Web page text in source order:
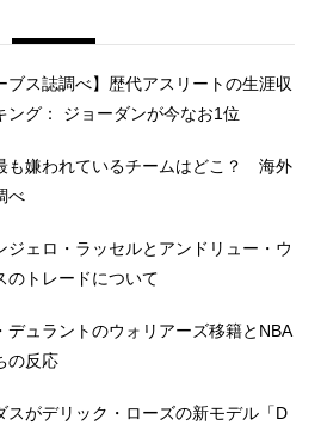
ブス誌調べ】歴代アスリートの生涯収
ング： ジョーダンが今なお1位
も嫌われているチームはどこ？ 海外
べ
ジェロ・ラッセルとアンドリュー・ウ
のトレードについて
デュラントのウォリアーズ移籍とNBA
の反応
スがデリック・ローズの新モデル「D